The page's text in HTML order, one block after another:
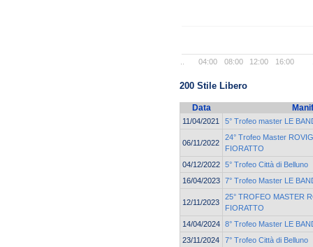
04:00 08:00 12:00 16:00
200 Stile Libero
Data
11/04/2021 5° Trofeo master LE
06/11/2022
24° Trofeo Master
FIORATTO
04/12/2022 5° Trofeo Città di Belluno
16/04/2023 7° Trofeo Master LE
12/11/2023
25° TROFEO MASTER
FIORATTO
14/04/2024 8° Trofeo Master LE
23/11/2024
7° Trofeo Città di Belluno